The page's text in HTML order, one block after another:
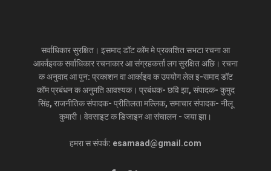
सर्वाधिकार सुरक्षित। इसमाद डॉट कॉम मे प्रकाशित सभटा रचना आ
आर्काइवक सर्वाधिकार रचनाकार आ संग्रहकर्त्ता लग सुरक्षित अछि। रचना
क अनुवाद आ पुन: प्रकाशन वा आर्काइव क उपयोग लेल इ-समाद डॉट
कॉम प्रबंधन क अनुमति आवश्यक। प्रबंधक- छवि झा, संपादक- कुमुद
सिंह, राजनीतिक संपादक- प्रीतिलता मल्लिक, समाचार संपादक- नीलू
कुमारी। वेवसाइट क डिजाइन आ संचालन - जया झा।
हमरा स संपर्क: esamaad@gmail.com